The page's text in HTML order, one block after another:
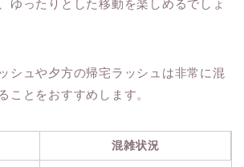
ゆったりとした移動を楽しめるでしょ
シュや夕方の帰宅ラッシュは非常に混
ことをおすすめします。
混雑状況